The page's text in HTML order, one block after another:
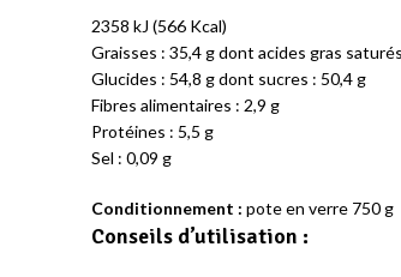
2358 kJ (566 Kcal)
Graisses : 35,4 g dont acides gras
Glucides : 54,8 g dont sucres : 50,4 g
Fibres alimentaires : 2,9 g
Protéines : 5,5 g
Sel : 0,09 g
Conditionnement : pote en verre 750 g
Conseils d’utilisation :